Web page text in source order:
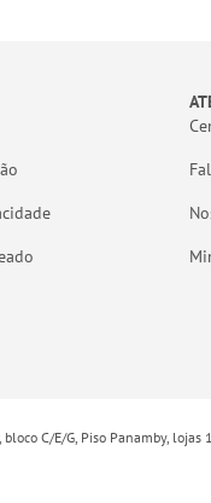
C/E/G, Piso Panamby,